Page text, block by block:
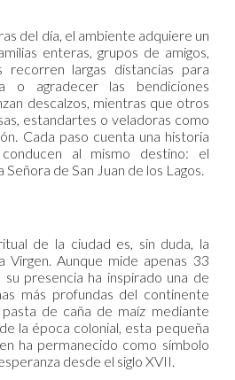
del día, el ambiente adquiere un
enteras, grupos de amigos,
recorren largas distancias para
o agradecer las bendiciones
descalzos, mientras que otros
estandartes o veladoras como
Cada paso cuenta una historia
al mismo destino: el
de San Juan de los Lagos.
de la ciudad es, sin duda, la
Virgen. Aunque mide apenas 33
presencia ha inspirado una de
más profundas del continente
pasta de caña de maíz mediante
la época colonial, esta pequeña
ha permanecido como símbolo
desde el siglo XVII.